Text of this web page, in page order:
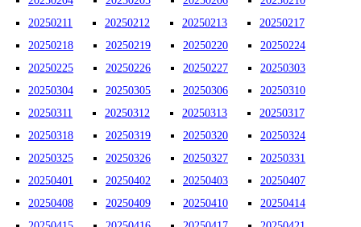
20250211
20250212 20250213
20250217
20250218
20250219 20250220
20250224
20250225
20250226 20250227
20250303
20250304
20250305 20250306
20250310
20250311
20250312 20250313
20250317
20250318
20250319 20250320
20250324
20250325
20250326 20250327
20250331
20250401
20250402 20250403
20250407
20250408
20250409 20250410
20250414